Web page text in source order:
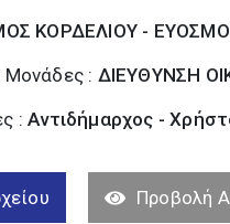
ΚΟΡΔΕΛΙΟΥ -
Μονάδες : ΔΙΕΥΘΥΝΣΗ
:Αντιδήμαρχος -
Προβολή